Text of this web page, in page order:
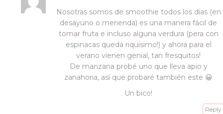
Nosotras somos de smoothie todos los días (en
desayuno o merienda) es una manera fácil de
tomar fruta e incluso alguna verdura (pera con
espinacas queda riquísimo!) y ahora para el
verano vienen genial, tan fresquitos!
De manzana probé uno que lleva apio y
zanahoria, así que probaré también este 😀
Un bico!
Reply